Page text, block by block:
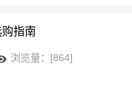
指南
浏览量：[864]